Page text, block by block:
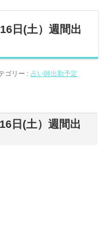
日(土）週間出
ゴリー :占い師出勤予定
日(土）週間出